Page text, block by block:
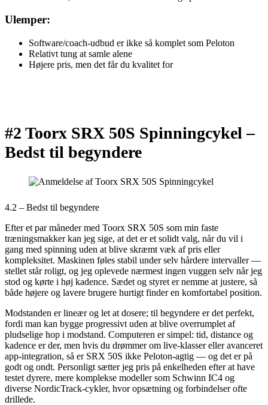
Ulemper:
Software/coach-udbud er ikke så komplet som Peloton
Relativt tung at samle alene
Højere pris, men det får du kvalitet for
#2 Toorx SRX 50S Spinningcykel –
Bedst til begyndere
4.2 – Bedst til begyndere
Efter et par måneder med Toorx SRX 50S som min faste
træningsmakker kan jeg sige, at det er et solidt valg, når du vil i
gang med spinning uden at blive skræmt væk af pris eller
kompleksitet. Maskinen føles stabil under selv hårdere intervaller —
stellet står roligt, og jeg oplevede nærmest ingen vuggen selv når jeg
stod og kørte i høj kadence. Sædet og styret er nemme at justere, så
både højere og lavere brugere hurtigt finder en komfortabel position.
Modstanden er lineær og let at dosere; til begyndere er det perfekt,
fordi man kan bygge progressivt uden at blive overrumplet af
pludselige hop i modstand. Computeren er simpel: tid, distance og
kadence er der, men hvis du drømmer om live-klasser eller avanceret
app-integration, så er SRX 50S ikke Peloton-agtig — og det er på
godt og ondt. Personligt sætter jeg pris på enkelheden efter at have
testet dyrere, mere komplekse modeller som Schwinn IC4 og
diverse NordicTrack-cykler, hvor opsætning og forbindelser ofte
drillede.